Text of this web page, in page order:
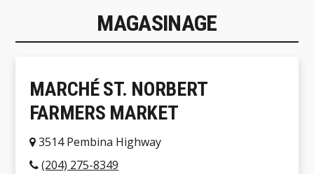
MAGASINAGE
MARCHÉ ST. NORBERT
FARMERS MARKET
3514 Pembina Highway
(204) 275-8349